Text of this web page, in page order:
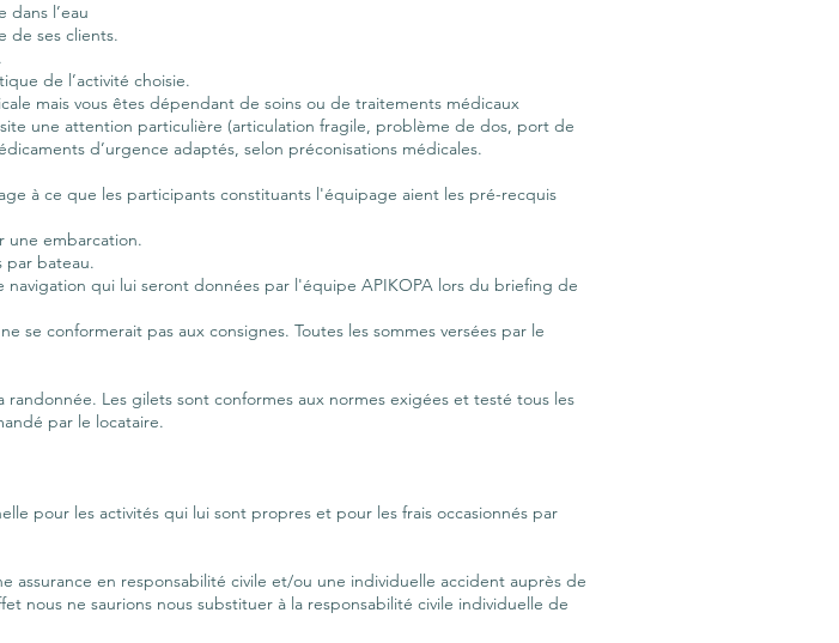
dans l’eau
de ses clients.
de l’activité choisie.
mais vous êtes dépendant de soins ou de traitements médicaux
une attention particulière (articulation fragile, problème de dos, port de
d’urgence adaptés, selon préconisations médicales.
à ce que les participants constituants l'équipage aient les pré-recquis
une embarcation.
par bateau.
qui lui seront données par l'équipe APIKOPA lors du briefing de
conformerait pas aux consignes. Toutes les sommes versées par le
Les gilets sont conformes aux normes exigées et testé tous les
par le locataire.
pour les activités qui lui sont propres et pour les frais occasionnés par
assurance en responsabilité civile et/ou une individuelle accident auprès de
nous ne saurions nous substituer à la responsabilité civile individuelle de